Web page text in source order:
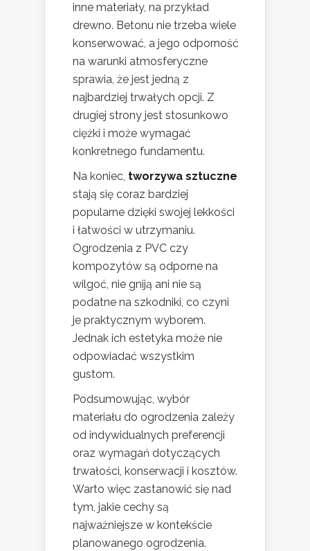
inne materiały, na przykład
drewno. Betonu nie trzeba wiele
konserwować, a jego odporność
na warunki atmosferyczne
sprawia, że jest jedną z
najbardziej trwałych opcji. Z
drugiej strony jest stosunkowo
ciężki i może wymagać
konkretnego fundamentu.
Na koniec, tworzywa sztuczne
stają się coraz bardziej
popularne dzięki swojej lekkości
i łatwości w utrzymaniu.
Ogrodzenia z PVC czy
kompozytów są odporne na
wilgoć, nie gniją ani nie są
podatne na szkodniki, co czyni
je praktycznym wyborem.
Jednak ich estetyka może nie
odpowiadać wszystkim
gustom.
Podsumowując, wybór
materiału do ogrodzenia zależy
od indywidualnych preferencji
oraz wymagań dotyczących
trwałości, konserwacji i kosztów.
Warto więc zastanowić się nad
tym, jakie cechy są
najważniejsze w kontekście
planowanego ogrodzenia.